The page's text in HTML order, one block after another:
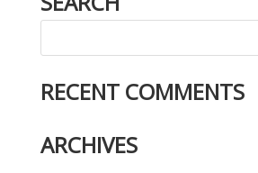
RECENT COMMENTS
ARCHIVES